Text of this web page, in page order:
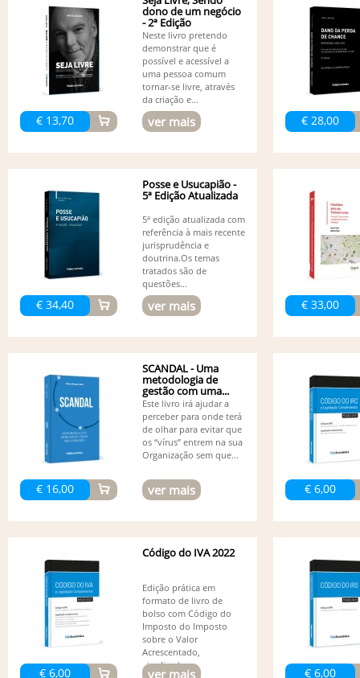
€ 13,70
dono de um negócio
- 2ª Edição
Neste livro pretendo
demonstrar que é
possível e acessível a
uma pessoa comum
tornar-se livre, através
da criação e...
ver mais € 28,00
€ 34,40
Posse e Usucapião -
5ª Edição Atualizada
5ª edição atualizada com
referência à mais recente
jurisprudência e
doutrina.Os temas
tratados são de
questões...
ver mais € 33,00
€ 16,00
SCANDAL - Uma
metodologia de
gestão com uma...
Este livro irá ajudar a
perceber para onde terá
de olhar para evitar que
os “vírus” entrem na sua
Organização sem que...
ver mais € 6,00
€ 6,00
Código do IVA 2022
Edição prática em
formato de livro de
bolso com Código do
Imposto do Imposto
sobre o Valor
Acrescentado,
atualizado...
ver mais € 6,00